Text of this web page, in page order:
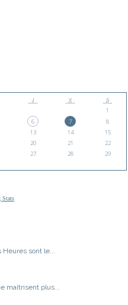
J V S
1
6 7
8
13 14
15
20 21
22
27 28
29
Stats
Heures sont le...
maîtrisent plus...